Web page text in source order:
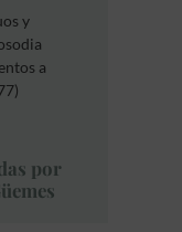
y
a
por